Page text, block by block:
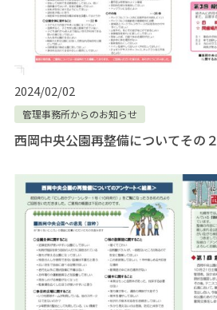
2024/02/02
管理事務所からのお知らせ
西岡中央公園再整備についてその２